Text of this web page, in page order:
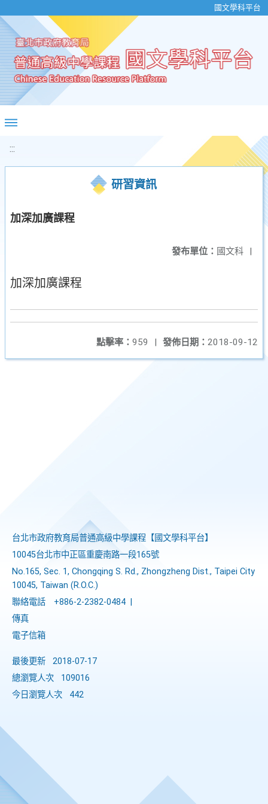
國文學科平台
:::
研習資訊
加深加廣課程
發布單位： 國文科 |
加深加廣課程
發佈日期： 2018-09-12
點擊率： 959 |
台北市政府教育局普通高級中學課程​【​國文學科平台】
10045台北市中正區重慶南路一段165號
No.165, Sec. 1, Chongqing S. Rd., Zhongzheng Dist., Taipei City
10045, Taiwan (R.O.C.)
聯絡電話
+886-2-2382-0484
傳真
電子信箱
最後更新
2018-07-17
總瀏覽人次
109016
今日瀏覽人次
442